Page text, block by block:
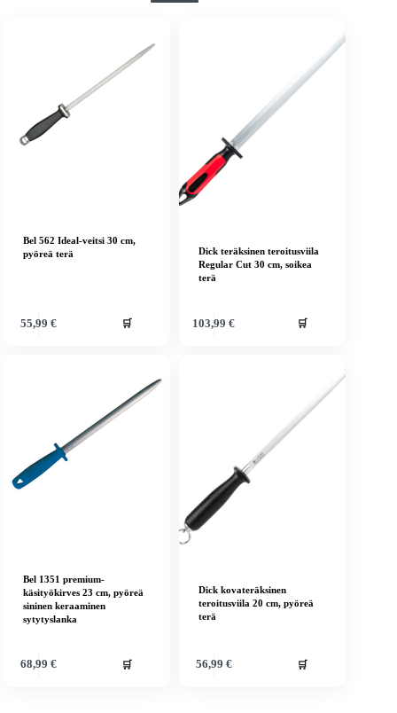
Bel 562 Ideal-veitsi 30 cm,
pyöreä terä
55,99 € 🛒
Dick teräksinen teroitusviila
Regular Cut 30 cm, soikea
terä
103,99€ 🛒
Bel 1351 premium-
käsityökirves 23 cm, pyöreä
sininen keraaminen
sytytyslanka
68,99 € 🛒
Dick kovateräksinen
teroitusviila 20 cm, pyöreä
terä
56,99 € 🛒